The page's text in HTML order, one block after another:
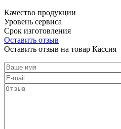
Качество продукции
Уровень сервиса
Срок изготовления
Оставить отзыв
Оставить отзыв на товар Кассия